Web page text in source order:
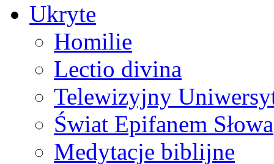
Ukryte
Homilie
Lectio divina
Telewizyjny
Świat Epifanem Słowa
Medytacje biblijne